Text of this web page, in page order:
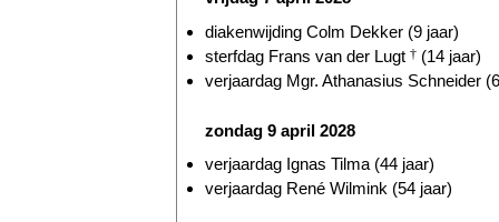
diakenwijding Colm Dekker (9 jaar)
sterfdag Frans van der Lugt † (14 jaar)
verjaardag Mgr. Athanasius Schneider
zondag 9 april 2028
verjaardag Ignas Tilma (44 jaar)
verjaardag René Wilmink (54 jaar)